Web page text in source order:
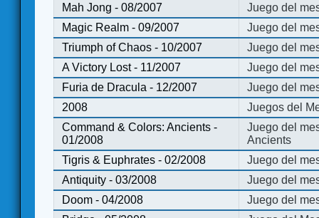
Mah Jong - 08/2007
Juego del
Magic Realm - 09/2007
Juego del
Triumph of Chaos - 10/2007
Juego del
A Victory Lost - 11/2007
Juego del
Furia de Dracula - 12/2007
Juego del
2008
Juegos del
Command & Colors: Ancients -
01/2008
Juego del
Ancients
Tigris & Euphrates - 02/2008
Juego del
Antiquity - 03/2008
Juego del
Doom - 04/2008
Juego del